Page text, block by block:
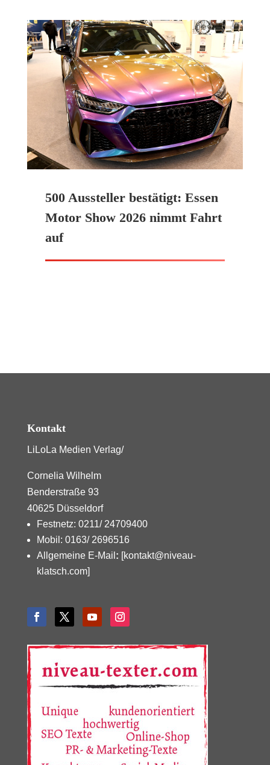
500 Aussteller bestätigt: Essen
Motor Show 2026 nimmt Fahrt
auf
Kontakt
LiLoLa Medien Verlag/
Cornelia Wilhelm
Benderstraße 93
40625 Düsseldorf
Festnetz: 0211/ 24709400
Mobil: 0163/ 2696516
Allgemeine E-Mail : [kontakt@niveau-
klatsch.com]